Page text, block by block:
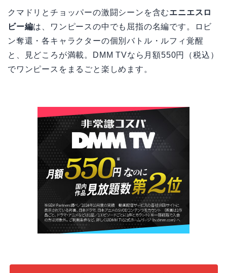
クマドリとチョッパーの激闘シーンを含むエニエスロ
ビー編は、ワンピースの中でも屈指の名編です。ロビ
ン奪還・各キャラクターの個別バトル・ルフィ覚醒
と、見どころが満載。DMM TVなら月額550円（税込）
でワンピースをまるごと楽しめます。